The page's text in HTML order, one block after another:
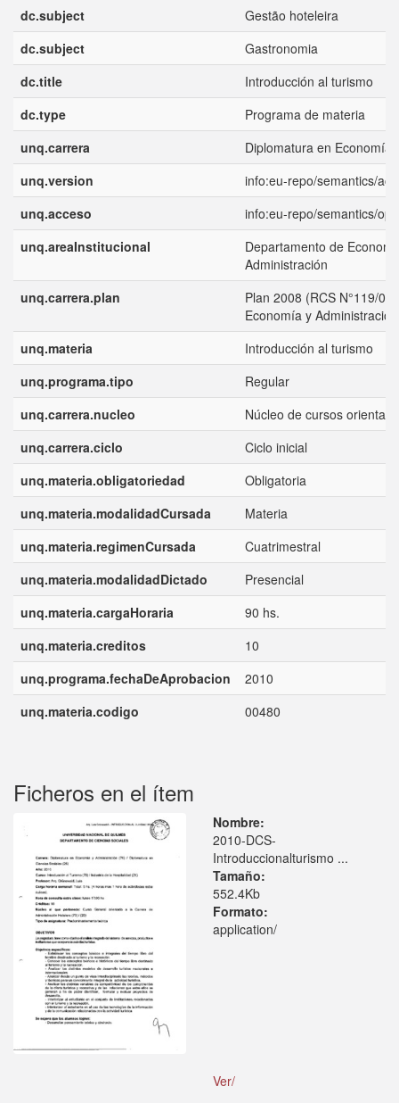
dc.subject
Gestão hoteleira
dc.subject
Gastronomia
dc.title
Introducción al turismo
dc.type
Programa de materia
unq.carrera
Diplomatura en Economía
unq.version
info:eu-repo/semantics/
unq.acceso
info:eu-repo/semantics/
unq.areaInstitucional
Departamento de
Administración
unq.carrera.plan
Plan 2008 (RCS N°119/
Economía y
unq.materia
Introducción al turismo
unq.programa.tipo
Regular
unq.carrera.nucleo
Núcleo de cursos
unq.carrera.ciclo
Ciclo inicial
unq.materia.obligatoriedad
Obligatoria
unq.materia.modalidadCursada
Materia
unq.materia.regimenCursada
Cuatrimestral
unq.materia.modalidadDictado
Presencial
unq.materia.cargaHoraria
90 hs.
unq.materia.creditos
10
unq.programa.fechaDeAprobacion
2010
unq.materia.codigo
00480
Ficheros en el ítem
Nombre:
2010-DCS-
Introduccionalturismo ...
Tamaño:
552.4Kb
Formato:
application/
Ver/